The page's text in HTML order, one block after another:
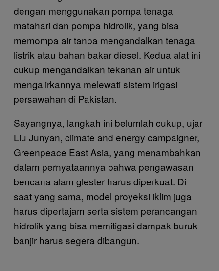
dengan menggunakan pompa tenaga
matahari dan pompa hidrolik, yang bisa
memompa air tanpa mengandalkan tenaga
listrik atau bahan bakar diesel. Kedua alat ini
cukup mengandalkan tekanan air untuk
mengalirkannya melewati sistem irigasi
persawahan di Pakistan.
Sayangnya, langkah ini belumlah cukup, ujar
Liu Junyan, climate and energy campaigner,
Greenpeace East Asia, yang menambahkan
dalam pernyataannya bahwa pengawasan
bencana alam glester harus diperkuat. Di
saat yang sama, model proyeksi iklim juga
harus dipertajam serta sistem perancangan
hidrolik yang bisa memitigasi dampak buruk
banjir harus segera dibangun.